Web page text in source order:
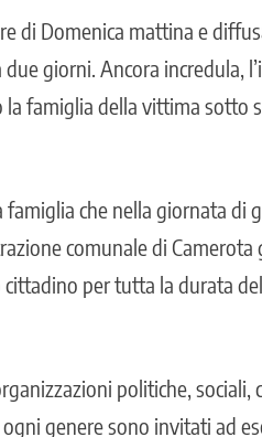
di Domenica mattina e
giorni. Ancora incredula,
famiglia della vittima sotto
che nella giornata di
comunale di
per tutta la durata
politiche, sociali,
genere sono invitati ad